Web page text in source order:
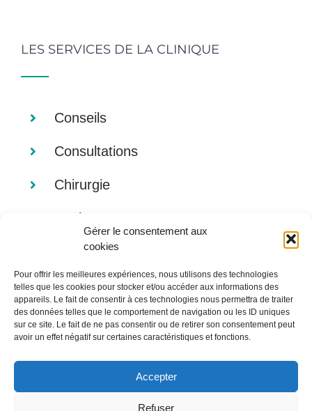
Gérer le consentement aux
cookies
Pour offrir les meilleures expériences, nous utilisons des technologies
telles que les cookies pour stocker et/ou accéder aux informations des
appareils. Le fait de consentir à ces technologies nous permettra de traiter
des données telles que le comportement de navigation ou les ID uniques
sur ce site. Le fait de ne pas consentir ou de retirer son consentement peut
avoir un effet négatif sur certaines caractéristiques et fonctions.
Accepter
Refuser
LES SERVICES DE LA CLINIQUE
Conseils
Consultations
Chirurgie
Analyses
Imagerie
Alimentation